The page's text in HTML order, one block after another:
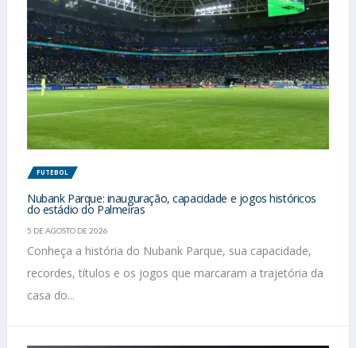
FUTEBOL
Nubank Parque: inauguração, capacidade e jogos históricos
do estádio do Palmeiras
5 DE AGOSTO DE 2026
Conheça a história do Nubank Parque, sua capacidade,
recordes, títulos e os jogos que marcaram a trajetória da
casa do...